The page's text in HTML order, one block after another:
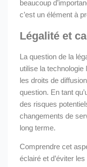
beaucoup
c’est un élément à
Légalité et
La question de la
utilise la technologie
les droits de
question. En tant
des risques
changements de
long terme.
Comprendre cet
éclairé et d’éviter